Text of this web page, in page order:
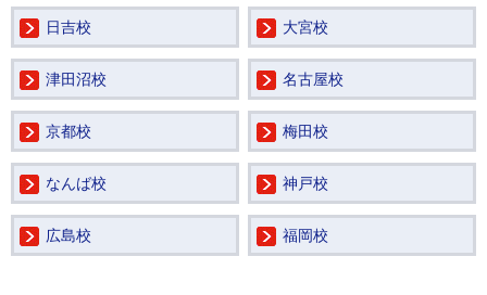
日吉校 大宮校
津田沼校 名古屋校
京都校 梅田校
なんば校 神戸校
広島校 福岡校